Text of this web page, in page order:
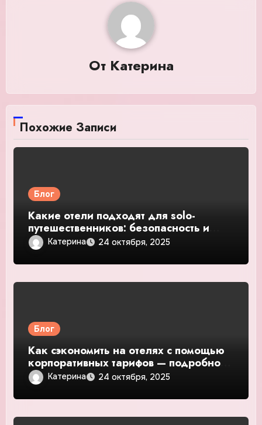
От Катерина
Похожие Записи
Блог
Какие отели подходят для solo-
путешественников: безопасность и
общение — подробное руководство и
обзор
Катерина 24 октября, 2025
Блог
Как сэкономить на отелях с помощью
корпоративных тарифов — подробное
руководство и обзор
Катерина 24 октября, 2025